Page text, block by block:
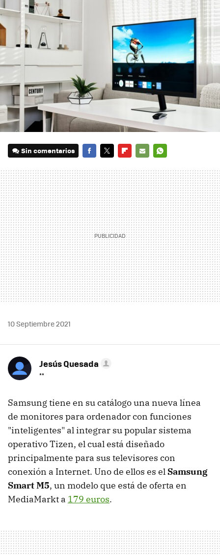
Sin comentarios
MAIL
10 Septiembre 2021
Jesús Quesada
**
Samsung tiene en su catálogo una nueva línea
de monitores para ordenador con funciones
"inteligentes" al integrar su popular sistema
operativo Tizen, el cual está diseñado
principalmente para sus televisores con
conexión a Internet. Uno de ellos es el Samsung
Smart M5, un modelo que está de oferta en
MediaMarkt a 179 euros.